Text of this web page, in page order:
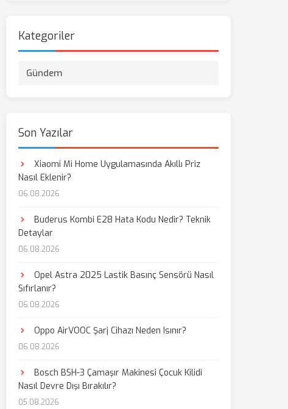
Kategoriler
Gündem
Son Yazılar
Xiaomi Mi Home Uygulamasında Akıllı Priz
Nasıl Eklenir?
06.08.2026
Buderus Kombi E28 Hata Kodu Nedir? Teknik
Detaylar
06.08.2026
Opel Astra 2025 Lastik Basınç Sensörü Nasıl
Sıfırlanır?
06.08.2026
Oppo AirVOOC Şarj Cihazı Neden Isınır?
06.08.2026
Bosch BSH-3 Çamaşır Makinesi Çocuk Kilidi
Nasıl Devre Dışı Bırakılır?
05.08.2026